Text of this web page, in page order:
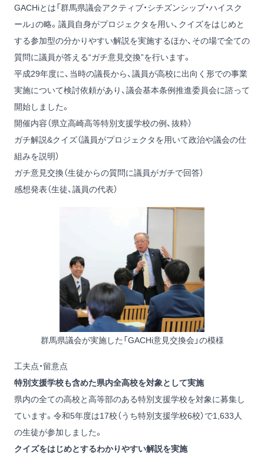
GACHiとは「群馬県議会アクティブ・シチズンシップ・ハイスク
ール」の略。議員自身がプロジェクタを用い、クイズをはじめと
する参加型の分かりやすい解説を実施するほか、その場で全ての
質問に議員が答える“ガチ意見交換”を行います。
平成29年度に、当時の議長から、議員が高校に出向く形での事業
実施について検討依頼があり、議会基本条例推進委員会に諮って
開始しました。
開催内容（県立高崎高等特別支援学校の例、抜粋）
ガチ解説&クイズ（議員がプロジェクタを用いて政治や議会の仕
組みを説明）
ガチ意見交換（生徒からの質問に議員がガチで回答）
感想発表（生徒、議員の代表）
群馬県議会が実施した「GACHi意見交換会」の模様
工夫点・留意点
特別支援学校も含めた県内全高校を対象として実施
県内の全ての高校と高等部のある特別支援学校を対象に募集し
ています。令和5年度は17校（うち特別支援学校6校）で1,633人
の生徒が参加しました。
クイズをはじめとするわかりやすい解説を実施